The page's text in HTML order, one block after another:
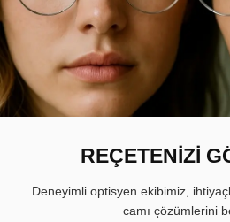
REÇETENİZİ
Deneyimli optisyen ekibimiz,
camı çözümlerini